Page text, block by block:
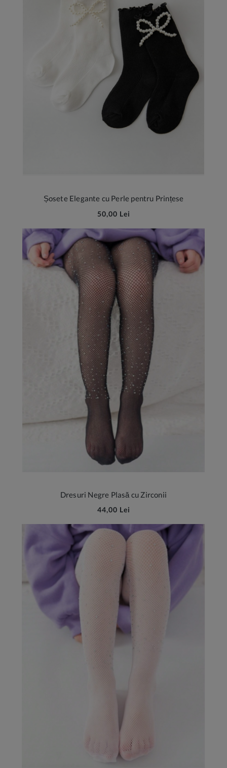
Șosete Elegante cu Perle pentru Prințese
50,00 Lei
Dresuri Negre Plasă cu Zirconii
44,00 Lei